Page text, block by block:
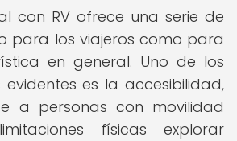
con RV ofrece una serie de
para los viajeros como para
en general. Uno de los
evidentes es la accesibilidad,
a personas con movilidad
físicas explorar